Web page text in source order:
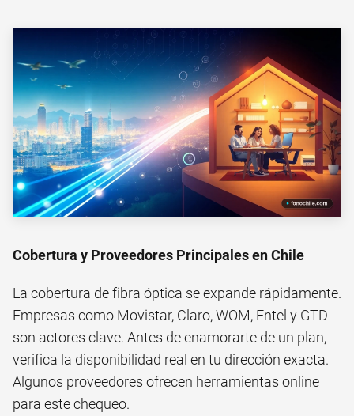
Cobertura y Proveedores Principales en Chile
La cobertura de fibra óptica se expande rápidamente.
Empresas como Movistar, Claro, WOM, Entel y GTD
son actores clave. Antes de enamorarte de un plan,
verifica la disponibilidad real en tu dirección exacta.
Algunos proveedores ofrecen herramientas online
para este chequeo.